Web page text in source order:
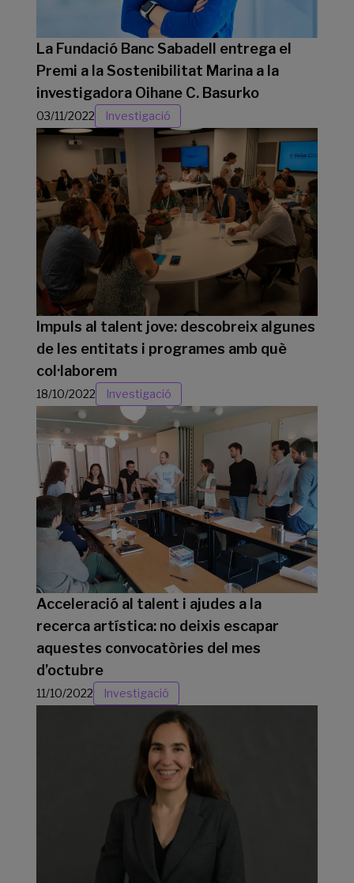
La Fundació Banc Sabadell entrega el
Premi a la Sostenibilitat Marina a la
investigadora Oihane C. Basurko
03/11/2022 Investigació
Impuls al talent jove: descobreix algunes
de les entitats i programes amb què
col·laborem
18/10/2022 Investigació
Acceleració al talent i ajudes a la
recerca artística: no deixis escapar
aquestes convocatòries del mes
d’octubre
11/10/2022 Investigació